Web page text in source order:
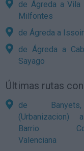
de Ágreda a Vila
Milfontes
de Ágreda a
de Ágreda a
Sayago
Últimas rutas
de
(Urbanizacion)
Barrio
Valenciana